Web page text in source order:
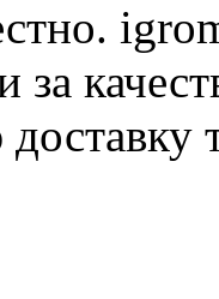
за